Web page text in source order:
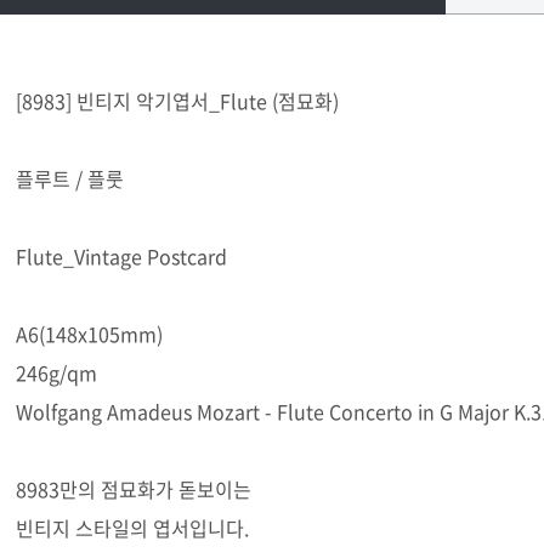
[8983] 빈티지 악기엽서_Flute (점묘화)
플루트 / 플룻
Flute_Vintage Postcard
A6(148x105mm)
246g/qm
Wolfgang Amadeus Mozart - Flute Concerto in G Major
8983만의 점묘화가 돋보이는
빈티지 스타일의 엽서입니다.